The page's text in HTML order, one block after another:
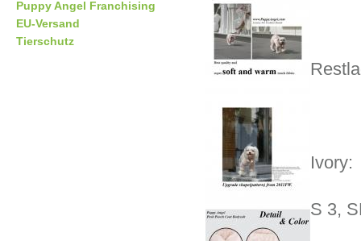
Puppy Angel Franchising
EU-Versand
Tierschutz
Ivory:
S 3,